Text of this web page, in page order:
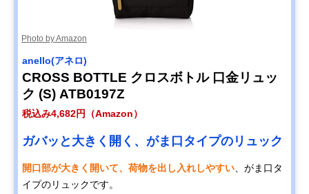
Photo by Amazon
anello(アネロ)
CROSS BOTTLE クロスボトル 口金リュッ
ク (S) ATB0197Z
税込み4,682円（Amazon）
ガバッと大きく開く、がま口タイプのリュック
開口部が大きく開いて、荷物を出し入れしやすい 、がま口タ
イプのリュックです。